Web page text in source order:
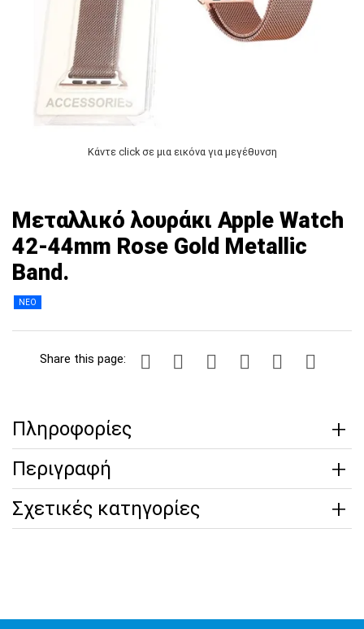
Κάντε click σε μια εικόνα για μεγέθυνση
Μεταλλικό λουράκι Apple Watch
42-44mm Rose Gold Metallic
Band.
ΝΕΟ
Share this page:
Πληροφορίες
Περιγραφή
Σχετικές κατηγορίες